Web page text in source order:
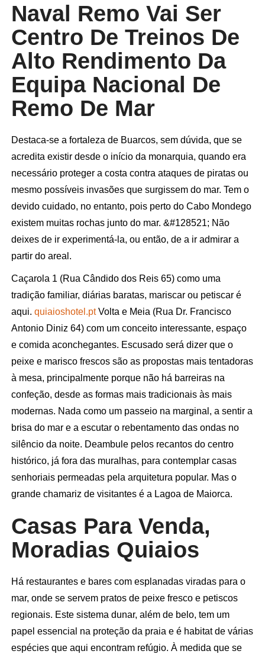
Naval Remo Vai Ser
Centro De Treinos De
Alto Rendimento Da
Equipa Nacional De
Remo De Mar
Destaca-se a fortaleza de Buarcos, sem dúvida, que se
acredita existir desde o início da monarquia, quando era
necessário proteger a costa contra ataques de piratas ou
mesmo possíveis invasões que surgissem do mar. Tem o
devido cuidado, no entanto, pois perto do Cabo Mondego
existem muitas rochas junto do mar. &#128521; Não
deixes de ir experimentá-la, ou então, de a ir admirar a
partir do areal.
Caçarola 1 (Rua Cândido dos Reis 65) como uma
tradição familiar, diárias baratas, mariscar ou petiscar é
aqui. quiaioshotel.ptVolta e Meia (Rua Dr. Francisco
Antonio Diniz 64) com um conceito interessante, espaço
e comida aconchegantes. Escusado será dizer que o
peixe e marisco frescos são as propostas mais tentadoras
à mesa, principalmente porque não há barreiras na
confeção, desde as formas mais tradicionais às mais
modernas. Nada como um passeio na marginal, a sentir a
brisa do mar e a escutar o rebentamento das ondas no
silêncio da noite. Deambule pelos recantos do centro
histórico, já fora das muralhas, para contemplar casas
senhoriais permeadas pela arquitetura popular. Mas o
grande chamariz de visitantes é a Lagoa de Maiorca.
Casas Para Venda,
Moradias Quiaios
Há restaurantes e bares com esplanadas viradas para o
mar, onde se servem pratos de peixe fresco e petiscos
regionais. Este sistema dunar, além de belo, tem um
papel essencial na proteção da praia e é habitat de várias
espécies que aqui encontram refúgio. À medida que se